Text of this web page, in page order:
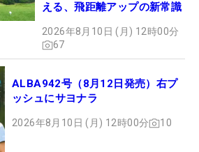
える、飛距離アップの新常識
2026年8月10日 (月) 12時00分
67
ALBA942号（8月12日発売）右プ
ッシュにサヨナラ
2026年8月10日 (月) 12時00分 10